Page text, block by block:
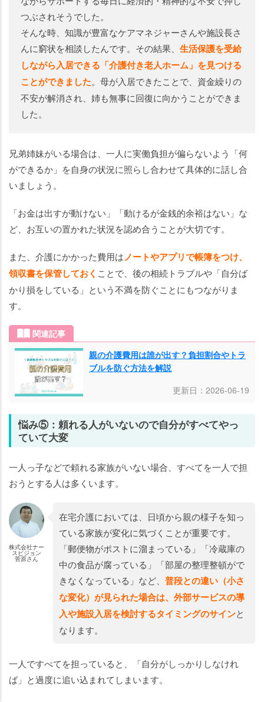
つぶされそうでした。
そんな時、知識が豊富なケアマネジャーさんや施設長さ
んに窮状を相談したんです。その結果、 生活保護を受給
しながら入居できる「介護付き老人ホーム」を見つける
ことができました。母が入居できたことで、資金繰りの
不安が解消され、姉も無事に回復に向かうことができま
した。
兄弟姉妹がいる場合は、一人に実働負担が偏らないよう「何
ができるか」を自身の状況に照らし合わせて具体的に話し合
いましょう。
「お金は出すが動けない」「動けるが金銭的余裕はない」な
ど、お互いの置かれた状況を認め合うことが大切です。
また、介護にかかった費用はノートやアプリで帳簿をつけ、
領収書を保管しておく ことで、後の相続トラブルや「自分ば
かり損をしている」という不満を防ぐことにもつながりま
す。
関連記事
親の介護費用は誰が出す？負担割合やトラ
ブルを防ぐ方法を解説
更新日：2026-06-19
悩み⑤：頼れる人がいないので自分がすべてやっ
ていて大変
一人っ子などで頼れる家族がいない場合、すべてを一人で担
おうとする人は多くいます。
株式会社ナー
スビジョン
菅原さん
在宅介護においては、日頃から親の様子を知っ
ている家族が変化に気づくことが重要です。
「郵便物がポストに溜まっている」「冷蔵庫の
中の食品が腐っている」「部屋の整理整頓がで
きなくなっている」など、 普段との違い（小さ
な変化）が見られた場合は、外部サービスの導
入や施設入居を検討するタイミングのサインと
なります。
一人ですべてを担っていると、「自分がしっかりしなけれ
ば」と過度に追い込まれてしまいます。
老人ホームの 知りたいことがわかる
老人ホームの 知りたいことがわかる